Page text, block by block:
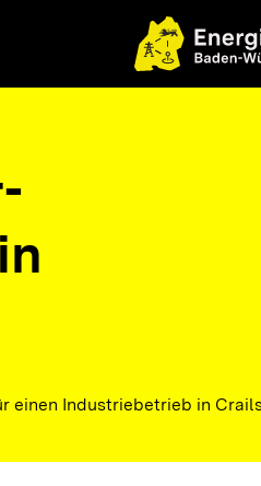
einen Industriebetrieb in